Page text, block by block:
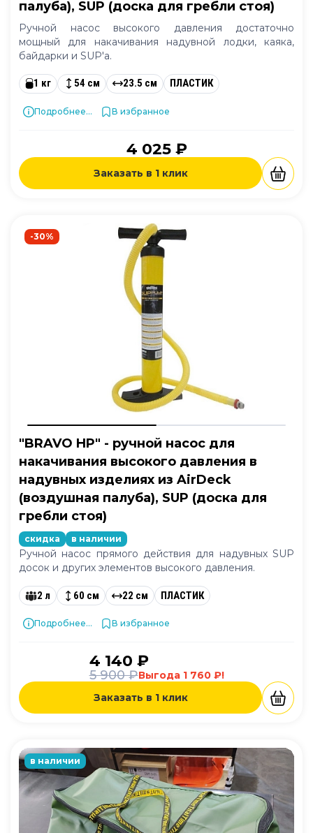
палуба), SUP (доска для гребли стоя)
Ручной насос высокого давления достаточно
мощный для накачивания надувной лодки, каяка,
байдарки и SUP'а.
1 кг 54 см 23.5 см ПЛАСТИК
Подробнее... В избранное
4 025 ₽
Заказать в 1 клик
-30%
"BRAVO HP" - ручной насос для
накачивания высокого давления в
надувных изделиях из AirDeck
(воздушная палуба), SUP (доска для
гребли стоя)
скидка в наличии
Ручной насос прямого действия для надувных SUP
досок и других элементов высокого давления.
2 л 60 см 22 см ПЛАСТИК
Подробнее... В избранное
4 140 ₽
5 900 ₽Выгода 1 760 ₽!
Заказать в 1 клик
в наличии